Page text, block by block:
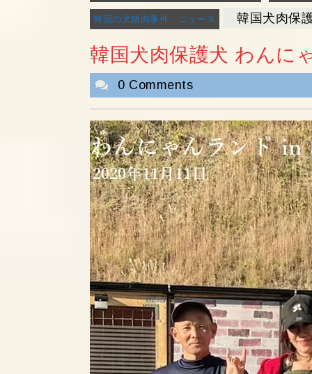
韓国の犬猫肉事件・ニュース 韓国犬肉保
韓国犬肉保護犬 わんに
0 Comments